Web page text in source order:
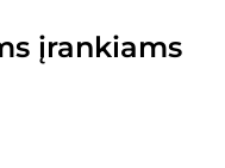
įrankiams